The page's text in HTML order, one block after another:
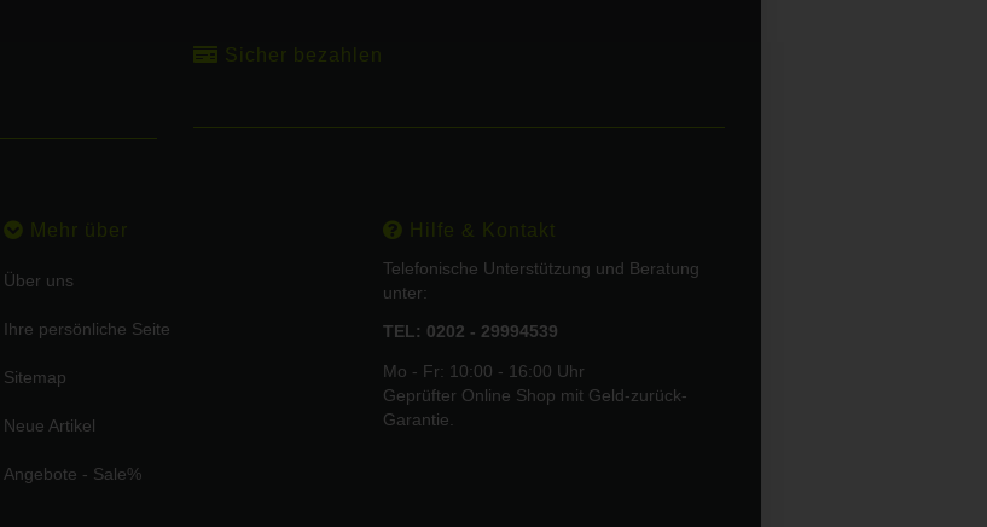
Sicher bezahlen
Mehr über
Über uns
Ihre persönliche Seite
Sitemap
Neue Artikel
Angebote - Sale%
Hilfe & Kontakt
Telefonische Unterstützung und Beratung
unter:
TEL: 0202 - 29994539
Mo - Fr: 10:00 - 16:00 Uhr
Geprüfter Online Shop mit Geld-zurück-
Garantie.